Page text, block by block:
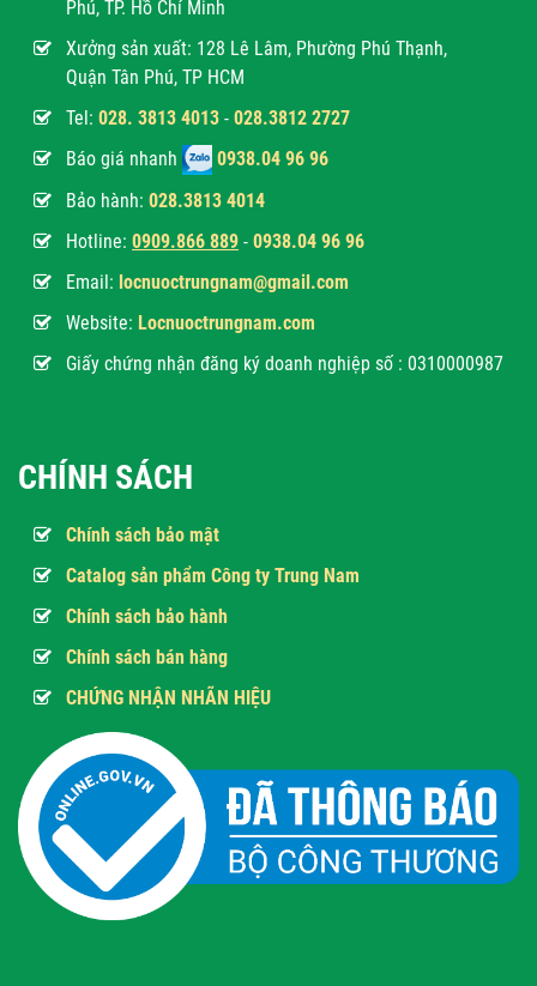
Phú, TP. Hồ Chí Minh
Xưởng sản xuất: 128 Lê Lâm, Phường Phú Thạnh,
Quận Tân Phú, TP HCM
Tel: 028. 3813 4013 - 028.3812 2727
Báo giá nhanh
0938.04 96 96
Bảo hành: 028.3813 4014
Hotline: 0909.866 889 - 0938.04 96 96
Email: locnuoctrungnam@gmail.com
Website: Locnuoctrungnam.com
Giấy chứng nhận đăng ký doanh nghiệp số : 0310000987
CHÍNH SÁCH
Chính sách bảo mật
Catalog sản phẩm Công ty Trung Nam
Chính sách bảo hành
Chính sách bán hàng
CHỨNG NHẬN NHÃN HIỆU